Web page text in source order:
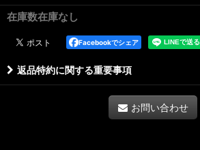
在庫数在庫なし
Facebookでシェア
返品特約に関する重要事項
お問い合わせ